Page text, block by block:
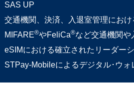
SAS UP
交通機関、決済、入退室管理にお
MIFARE®やFeliCa®など交通機関や
eSIMにおける確立されたリーダー
STPay-Mobileによるデジタル･ウ